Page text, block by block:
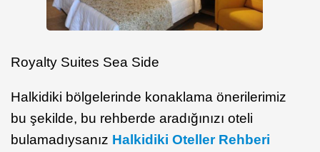
Royalty Suites Sea Side
Halkidiki bölgelerinde konaklama önerilerimiz
bu şekilde, bu rehberde aradığınızı oteli
bulamadıysanız Halkidiki Oteller Rehberi